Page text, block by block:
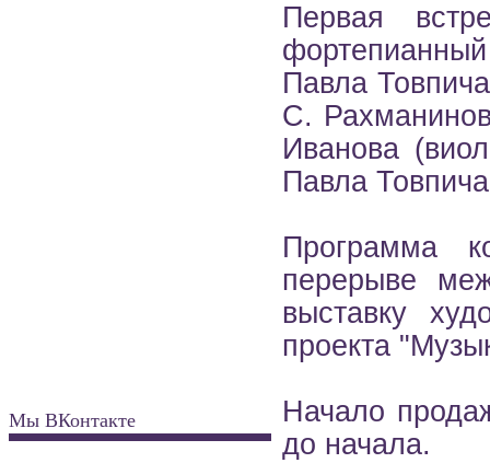
Первая
фортепианный
Павла
С.
Иванова
Павла
Программа
перерыве
выставку
проекта
Начало
до начала.
Мы ВКонтакте